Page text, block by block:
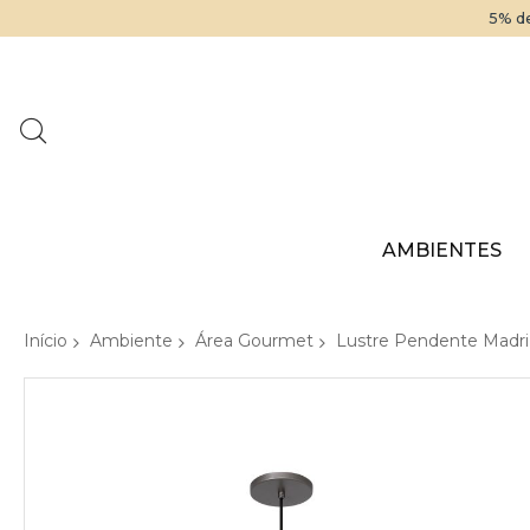
5%
AMBIENTES
Início Ambiente Área Gourmet Lustre Pendente